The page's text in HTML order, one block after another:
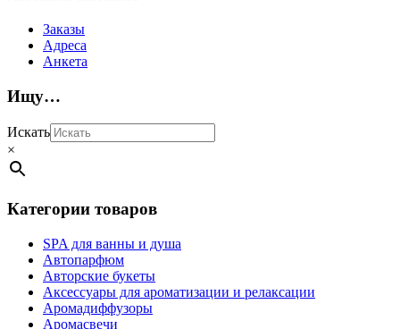
Заказы
Адреса
Анкета
Ищу…
Искать
×
Категории товаров
SPA для ванны и душа
Автопарфюм
Авторские букеты
Аксессуары для ароматизации и релаксации
Аромадиффузоры
Аромасвечи